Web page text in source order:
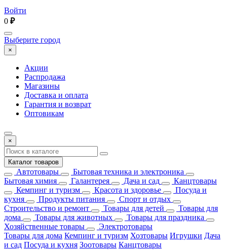
Войти
0 ₽
Выберите город
×
Акции
Распродажа
Магазины
Доставка и оплата
Гарантия и возврат
Оптовикам
×
Каталог товаров
Автотовары
Бытовая техника и электроника
Бытовая химия
Галантерея Дача и сад
Канцтовары
Кемпинг и туризм
Красота и здоровье
Посуда и
кухня
Продукты питания
Спорт и отдых
Строительство и ремонт
Товары для детей
Товары для
дома
Товары для животных
Товары для праздника
Хозяйственные товары
Электротовары
Товары для дома Кемпинг и туризм Хозтовары Игрушки Дача
и сад Посуда и кухня Зоотовары Канцтовары